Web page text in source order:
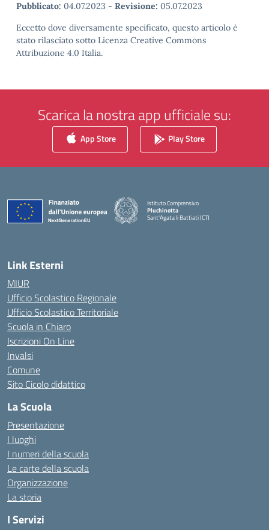
Pubblicato: 04.07.2023 - Revisione: 05.07.2023
Eccetto dove diversamente specificato, questo articolo è
stato rilasciato sotto Licenza Creative Commons
Attribuzione 4.0 Italia.
Scarica la nostra app ufficiale su:
App Store Play Store
Istituto Comprensivo
Pluchinotta
Sant'Agata li Battiati (CT)
— Visita la pagina iniziale della scuola
Link Esterni
MIUR
Ufficio Scolastico Regionale
Ufficio Scolastico Territoriale
Scuola in Chiaro
Iscrizioni On Line
Invalsi
Comune
Sito Cicolo didattico
La Scuola
Presentazione
I luoghi
I numeri della scuola
Le carte della scuola
Organizzazione
La storia
I Servizi